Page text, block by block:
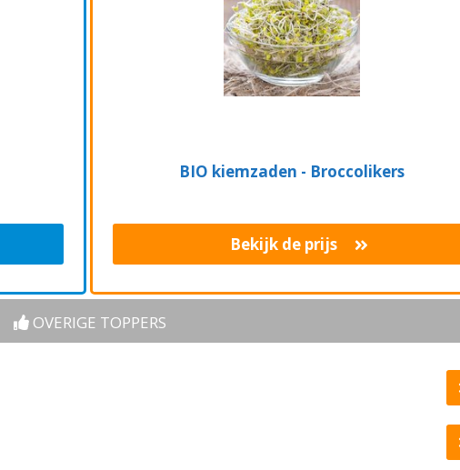
BIO kiemzaden - Broccolikers
Bekijk de prijs
OVERIGE TOPPERS